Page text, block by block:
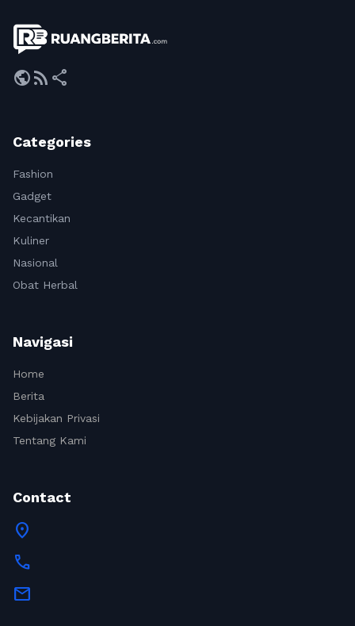
publicrss_feed share
Categories
Fashion
Gadget
Kecantikan
Kuliner
Nasional
Obat Herbal
Navigasi
Home
Berita
Kebijakan Privasi
Tentang Kami
Contact
location_on
call
mail